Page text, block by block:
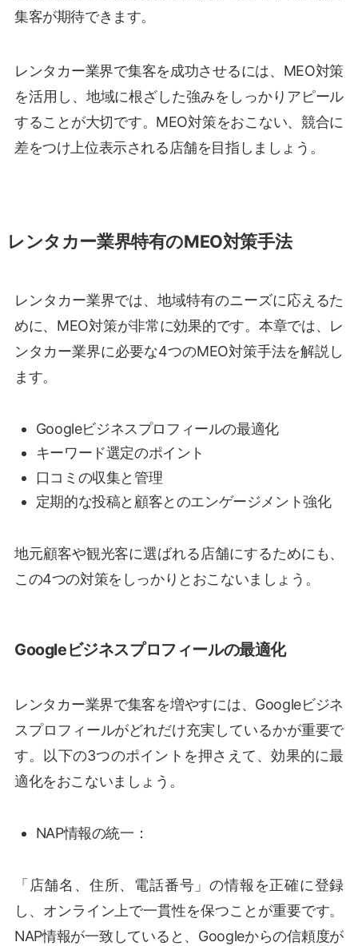
集客が期待できます。
レンタカー業界で集客を成功させるには、MEO対策
を活用し、地域に根ざした強みをしっかりアピール
することが大切です。MEO対策をおこない、競合に
差をつけ上位表示される店舗を目指しましょう。
レンタカー業界特有のMEO対策手法
レンタカー業界では、地域特有のニーズに応えるた
めに、MEO対策が非常に効果的です。本章では、レ
ンタカー業界に必要な4つのMEO対策手法を解説し
ます。
Googleビジネスプロフィールの最適化
キーワード選定のポイント
口コミの収集と管理
定期的な投稿と顧客とのエンゲージメント強化
地元顧客や観光客に選ばれる店舗にするためにも、
この4つの対策をしっかりとおこないましょう。
Googleビジネスプロフィールの最適化
レンタカー業界で集客を増やすには、Googleビジネ
スプロフィールがどれだけ充実しているかが重要で
す。以下の3つのポイントを押さえて、効果的に最
適化をおこないましょう。
NAP情報の統一：
「店舗名、住所、電話番号」の情報を正確に登録
し、オンライン上で一貫性を保つことが重要です。
NAP情報が一致していると、Googleからの信頼度が